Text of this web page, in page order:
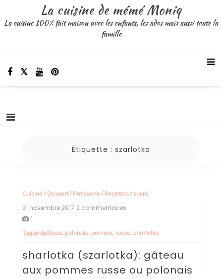
contenu
La cuisine de mémé Moniq
La cuisine 100% fait maison avec les enfants, les ados mais aussi toute la
famille
Étiquette : szarlotka
Cuisine/ Dessert/ Patisserie/ Recettes/ sucré
21 novembre 2017 2 commentaires
gâteau
pommes
russe
ou
1
Taggedgâteau, polonais, pomme, russe, sharlotka
sharlotka (szarlotka): gâteau
aux pommes russe ou polonais